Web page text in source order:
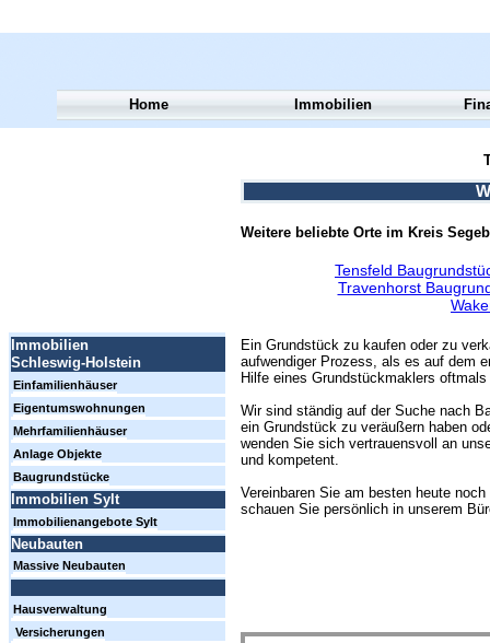
Weitere beliebte Orte im Kreis
Tensfeld
Travenhorst
Ein Grundstück zu kaufen oder zu
aufwendiger Prozess, als es auf dem
Hilfe eines Grundstückmaklers
Wir sind ständig auf der Suche nach
ein Grundstück zu veräußern haben
wenden Sie sich vertrauensvoll an
und kompetent.
Vereinbaren Sie am besten heute
schauen Sie persönlich in unserem
Home Immobilien
Immobilien
Schleswig-Holstein
Einfamilienhäuser
Eigentumswohnungen
Mehrfamilienhäuser
Anlage Objekte
Baugrundstücke
Immobilien Sylt
Immobilienangebote Sylt
Neubauten
Massive Neubauten
Hausverwaltung
Versicherungen